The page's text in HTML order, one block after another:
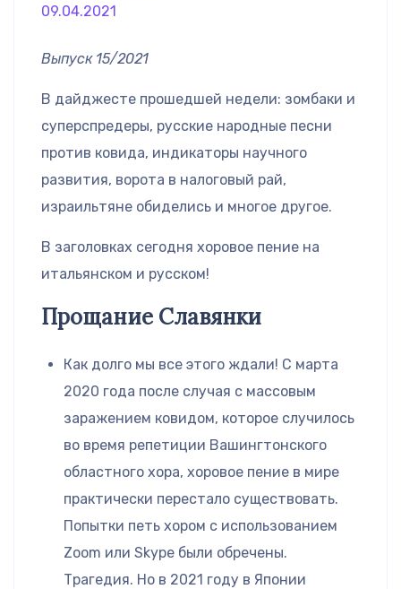
09.04.2021
Выпуск 15/2021
В дайджесте прошедшей недели: зомбаки и
суперспредеры, русские народные песни
против ковида, индикаторы научного
развития, ворота в налоговый рай,
израильтяне обиделись и многое другое.
В заголовках сегодня хоровое пение на
итальянском и русском!
Прощание Славянки
Как долго мы все этого ждали! С марта
2020 года после случая с массовым
заражением ковидом, которое случилось
во время репетиции Вашингтонского
областного хора, хоровое пение в мире
практически перестало существовать.
Попытки петь хором с использованием
Zoom или Skype были обречены.
Трагедия. Но в 2021 году в Японии